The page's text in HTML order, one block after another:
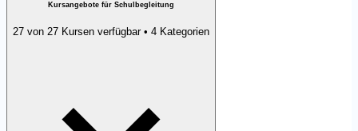
Kursangebote für Schulbegleitung
27 von 27 Kursen verfügbar • 4 Kategorien